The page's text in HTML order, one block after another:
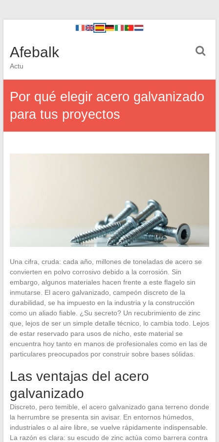
Afebalk
Actu
Por qué elegir acero galvanizado
para tus proyectos
Una cifra, cruda: cada año, millones de toneladas de acero se
convierten en polvo corrosivo debido a la corrosión. Sin
embargo, algunos materiales hacen frente a este flagelo sin
inmutarse. El acero galvanizado, campeón discreto de la
durabilidad, se ha impuesto en la industria y la construcción
como un aliado fiable. ¿Su secreto? Un recubrimiento de zinc
que, lejos de ser un simple detalle técnico, lo cambia todo. Lejos
de estar reservado para usos de nicho, este material se
encuentra hoy tanto en manos de profesionales como en las de
particulares preocupados por construir sobre bases sólidas.
Las ventajas del acero
galvanizado
Discreto, pero temible, el acero galvanizado gana terreno donde
la herrumbre se presenta sin avisar. En entornos húmedos,
industriales o al aire libre, se vuelve rápidamente indispensable.
La razón es clara: su escudo de zinc actúa como barrera contra